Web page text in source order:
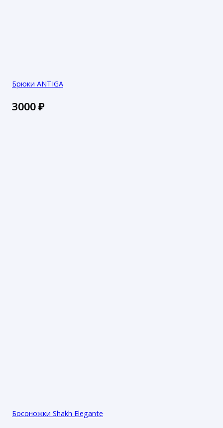
Брюки ANTIGA
3000₽
Босоножки Shakh Elegante